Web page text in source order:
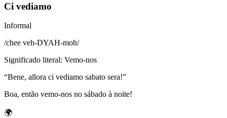
Ci vediamo
Informal
/chee veh-DYAH-moh/
Significado literal: Vemo-nos
“Bene, allora ci vediamo sabato sera!”
Boa, então vemo-nos no sábado à noite!
🌍